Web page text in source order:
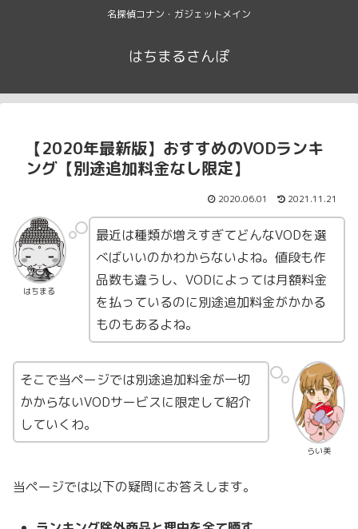
名探偵コナン・ガジェットメイン
はちまるさんぽ
【2020年最新版】おすすめのVODランキ
ング【別途追加料金なし限定】
2020.06.01 2021.11.21
はちまる
最近は種類が増えすぎてどんなVODを選
べばいいのかわからないよね。値段も作
品数も違うし、VODによっては月額料金
を払っているのに別途追加料金がかかる
ものもあるよね。
らい美
そこで当ページでは別途追加料金が一切
かからないVODサービスに限定して紹介
していくわ。
当ページでは以下の疑問にお答えします。